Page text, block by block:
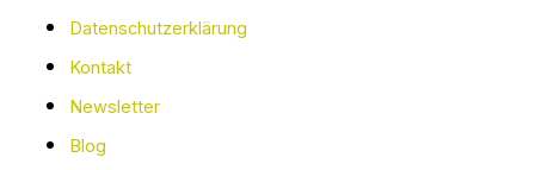
Datenschutzerklärung
Kontakt
Newsletter
Blog